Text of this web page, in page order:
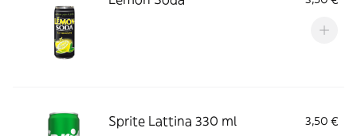
Sprite Lattina 330 ml 3,50 €